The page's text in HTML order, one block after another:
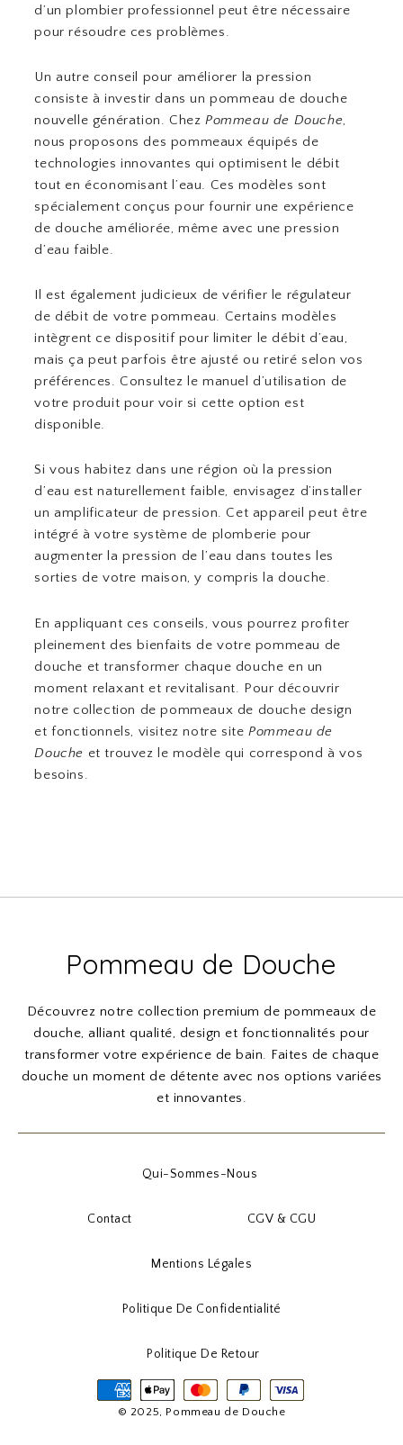
d’un plombier professionnel peut être nécessaire
pour résoudre ces problèmes.
Un autre conseil pour améliorer la pression
consiste à investir dans un pommeau de douche
nouvelle génération. ChezPommeau de Douche,
nous proposons des pommeaux équipés de
technologies innovantes qui optimisent le débit
tout en économisant l’eau. Ces modèles sont
spécialement conçus pour fournir une expérience
de douche améliorée, même avec une pression
d’eau faible.
Il est également judicieux de vérifier le régulateur
de débit de votre pommeau. Certains modèles
intègrent ce dispositif pour limiter le débit d’eau,
mais ça peut parfois être ajusté ou retiré selon vos
préférences. Consultez le manuel d’utilisation de
votre produit pour voir si cette option est
disponible.
Si vous habitez dans une région où la pression
d’eau est naturellement faible, envisagez d’installer
un amplificateur de pression. Cet appareil peut être
intégré à votre système de plomberie pour
augmenter la pression de l’eau dans toutes les
sorties de votre maison, y compris la douche.
En appliquant ces conseils, vous pourrez profiter
pleinement des bienfaits de votre pommeau de
douche et transformer chaque douche en un
moment relaxant et revitalisant. Pour découvrir
notre collection de pommeaux de douche design
et fonctionnels, visitez notre sitePommeau de
Douche et trouvez le modèle qui correspond à vos
besoins.
Pommeau de Douche
Découvrez notre collection premium de pommeaux de
douche, alliant qualité, design et fonctionnalités pour
transformer votre expérience de bain. Faites de chaque
douche un moment de détente avec nos options variées
et innovantes.
Qui-Sommes-Nous
Contact CGV & CGU
Mentions Légales
Politique De Confidentialité
Politique De Retour
© 2025, Pommeau de Douche